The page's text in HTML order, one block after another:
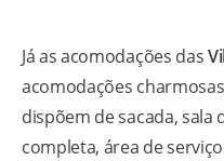
Já as acomodações das
acomodações
dispõem de sacada, sala
completa, área de